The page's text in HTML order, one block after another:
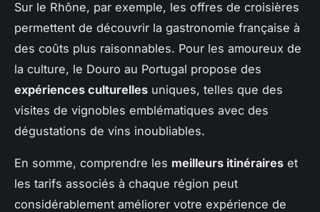
Sur le Rhône, par exemple, les offres de croisières
permettent de découvrir la gastronomie française à
des coûts plus raisonnables. Pour les amoureux de
la culture, le Douro au Portugal propose des
expériences culturelles uniques, telles que des
visites de vignobles emblématiques avec des
dégustations de vins inoubliables.
En somme, comprendre les meilleurs itinéraires et
les tarifs associés à chaque région peut
considérablement améliorer votre expérience de